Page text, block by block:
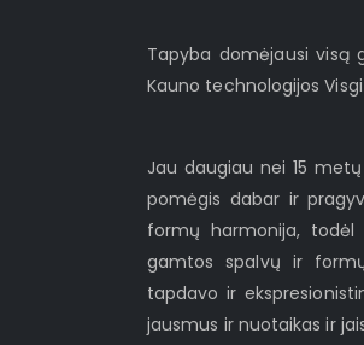
Tapyba domėjausi visą
Kauno technologijos
Jau daugiau nei 15
pomėgis dabar ir
formų harmonija, todėl
gamtos spalvų ir
tapdavo ir
jausmus ir nuotaikas ir